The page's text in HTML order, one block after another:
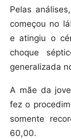
Pelas
começou no
e atingiu o
choque
generalizada
A mãe da
fez o
somente
60,00.